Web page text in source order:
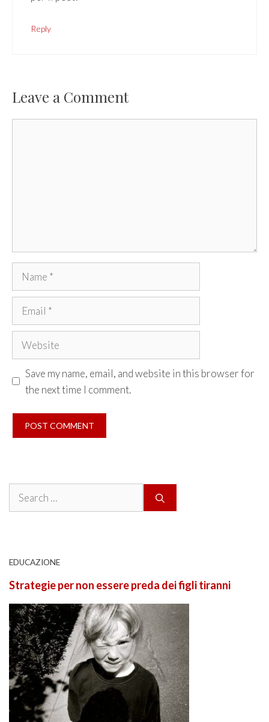
Reply
Leave a Comment
Name
Email
Website
Save my name, email, and website in this browser for
the next time I comment.
Search
EDUCAZIONE
Strategie per non essere preda dei figli tiranni